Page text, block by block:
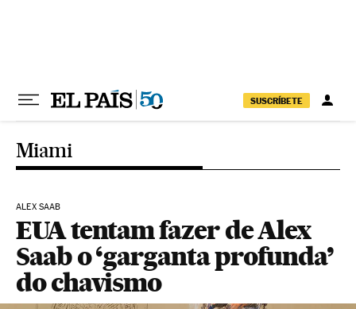
SUSCRÍBETE
Miami
ALEX SAAB
EUA tentam fazer de Alex
Saab o ‘garganta profunda’
do chavismo